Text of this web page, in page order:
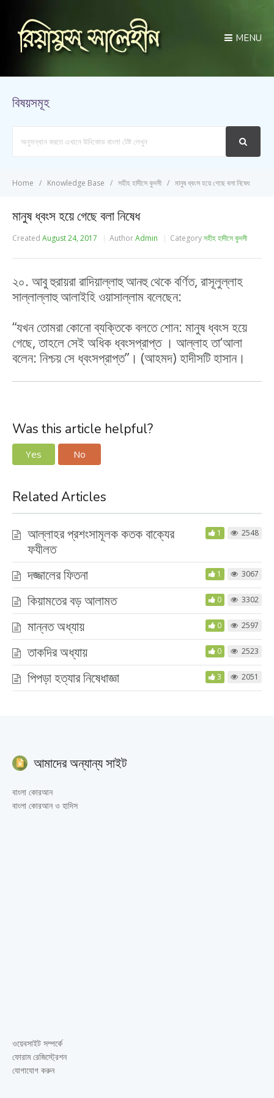
MENU
বিষয়সমূহ
Home Knowledge Base সহীহ হাদীসে কুদসী মানুষ ধ্বংস হয়ে গেছে বলা নিষেধ
মানুষ ধ্বংস হয়ে গেছে বলা নিষেধ
Created August 24, 2017 AuthorAdmin Categoryসহীহ হাদীসে কুদসী
২০. আবু হুরায়রা রাদিয়াল্লাহু আনহু থেকে বর্ণিত, রাসূলুল্লাহ
সাল্লাল্লাহু আলাইহি ওয়াসাল্লাম বলেছেন:
“যখন তোমরা কোনো ব্যক্তিকে বলতে শোন: মানুষ ধ্বংস হয়ে
গেছে, তাহলে সেই অধিক ধ্বংসপ্রাপ্ত । আল্লাহ তা‘আলা
বলেন: নিশ্চয় সে ধ্বংসপ্রাপ্ত”। (আহমদ) হাদীসটি হাসান।
Was this article helpful?
Yes No
Related Articles
আল্লাহর প্রশংসামূলক কতক বাক্যের
ফযীলত
1 2548
দজ্জালের ফিতনা 1 3067
কিয়ামতের বড় আলামত 0 3302
মান্নত অধ্যায় 0 2597
তাকদির অধ্যায় 0 2523
পিপড়া হত্যার নিষেধাজ্ঞা 3 2051
আমাদের অন্যান্য সাইট
বাংলা কোরআন
বাংলা কোরআন ও হাদিস
ওয়েবসাইট সম্পর্কে
ফোরাম রেজিস্ট্রেশন
যোগাযোগ করুন